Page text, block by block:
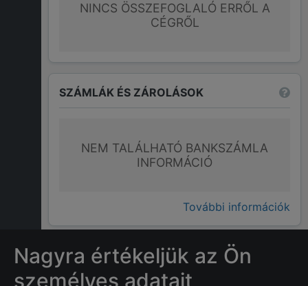
NINCS ÖSSZEFOGLALÓ ERRŐL A
CÉGRŐL
SZÁMLÁK ÉS ZÁROLÁSOK
NEM TALÁLHATÓ BANKSZÁMLA
INFORMÁCIÓ
További információk
GYAKRAN ISMÉTELT KÉRDÉSEK
Nagyra értékeljük az Ön
személyes adatait